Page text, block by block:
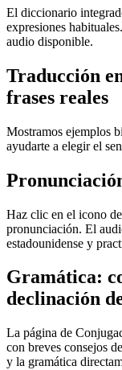
El diccionario
expresiones
audio disponible.
Traducción
frases reales
Mostramos ejemplos
ayudarte a elegir el
Haz clic en el icono
pronunciación. El
estadounidense y
Gramática:
declinación
La página de
con breves consejos
y la gramática